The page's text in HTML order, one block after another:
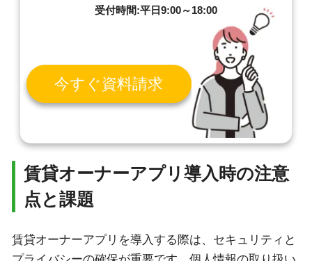
受付時間:平日9:00～18:00
今すぐ資料請求
賃貸オーナーアプリ導入時の注意
点と課題
賃貸オーナーアプリを導入する際は、セキュリティと